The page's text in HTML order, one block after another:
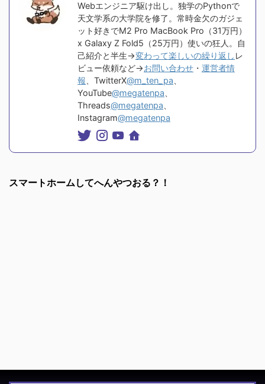
Webエンジニア駆け出し。独学のPythonで
天文学系の大学院を修了。常時金欠のガジェ
ット好きでM2 Pro MacBook Pro（31万円）
x Galaxy Z Fold5（25万円）使いの狂人。自
己紹介と半生→変わって楽しいの繰り返し レ
ビュー依頼など→お問い合わせ ・ 運営者情
報 、TwitterX@m_ten_pa
YouTube@megatenpa
Threads@megatenpa
Instagram@megatenpa
スマートホームしてへんやつおる？！